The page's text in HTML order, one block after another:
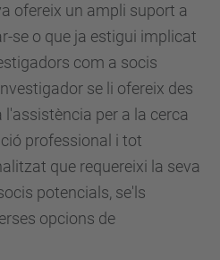
ofereix un ampli suport a
se o que ja estigui implicat
com a socis
se li ofereix des
per a la cerca
professional i tot
que requereixi la seva
potencials, se'ls
opcions de